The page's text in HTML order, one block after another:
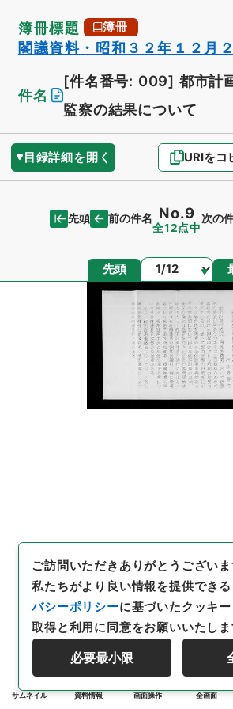
簿冊標題 簿冊
閣議資料・昭和３２年１２月
件名
[件名番号: 009] 都市計
監察の結果について
目録詳細を開く URIをコ
先頭 前の件名 No.9
全12点中
次の
先頭 ページ
サムネイル 資料情報 画面操作 全画面
ご訪問いただきありがとうございま
私たちがより良い情報を提供できる
バシーポリシーに基づいたクッキ
取得と利用に同意をお願いいたしま
必要最小限